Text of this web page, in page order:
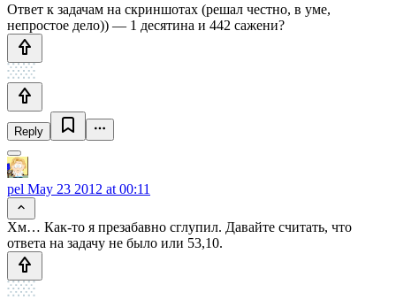
Ответ к задачам на скриншотах (решал честно, в уме,
непростое дело)) — 1 десятина и 442 сажени?
Reply
pel May 23 2012 at 00:11
Хм… Как-то я презабавно сглупил. Давайте считать, что
ответа на задачу не было или 53,10.